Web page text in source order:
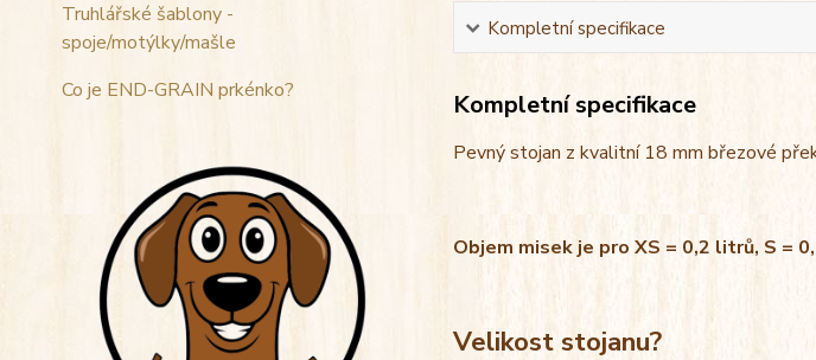
Truhlářské šablony -
spoje/motýlky/mašle
Co je END-GRAIN prkénko?
Kompletní specifikace
Kompletní specifikace
Pevný stojan z kvalitní 18 mm březové
Objem misek je pro XS = 0,2 litrů, S =
Velikost stojanu?